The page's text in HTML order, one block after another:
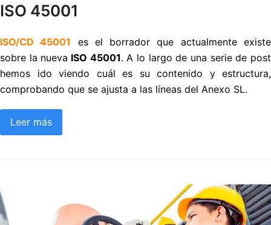
ISO 45001
ISO/CD 45001
es el borrador que actualmente existe
sobre la nueva ISO 45001. A lo largo de una serie de post
hemos ido viendo cuál es su contenido y estructura,
comprobando que se ajusta a las líneas del Anexo SL.
Leer más